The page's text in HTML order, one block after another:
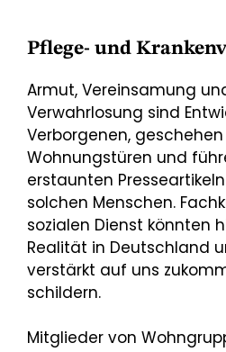
Pflege- und
Armut, Vereinsamung
Verwahrlosung sind
Verborgenen,
Wohnungstüren und
erstaunten
solchen Menschen.
sozialen Dienst könnten
Realität in Deutschland
verstärkt auf uns
schildern.
Mitglieder von